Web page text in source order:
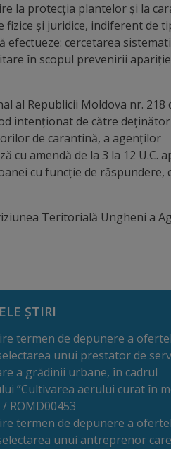
la protecţia plantelor şi la
şi juridice, indiferent de
cercetarea
în scopul prevenirii
al Republicii Moldova nr. 218
intenţionat de către
de carantină, a agenţilor
amendă de la 3 la 12 U.C.
cu funcţie de răspundere,
Teritorială Ungheni a
ȘTIRI
termen de depunere a
unui prestator de
a grădinii urbane, în cadrul
”Cultivarea aerului curat în
ROMD00453
termen de depunere a
unui antreprenor